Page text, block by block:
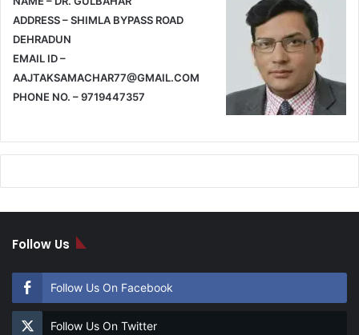
ADDRESS – SHIMLA BYPASS ROAD
DEHRADUN
EMAIL ID –
AAJTAKSAMACHAR77@GMAIL.COM
PHONE NO. – 9719447357
Follow Us
Follow Us On Facebook
Follow Us On Twitter